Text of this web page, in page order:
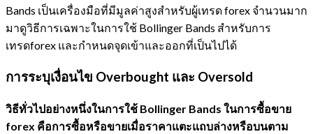
Bands เป็นเครื่องมือที่มีมูลค่าสูงสำหรับผู้เทรด forex จำนวนมาก
มาดูวิธีการเฉพาะในการใช้ Bollinger Bands สำหรับการ
เทรดforex และกำหนดจุดเข้าและออกที่เป็นไปได้
การระบุเงื่อนไข Overbought และ Oversold
วิธีทั่วไปอย่างหนึ่งในการใช้ Bollinger Bands ในการซื้อขาย
forex คือการซื้อหรือขายเมื่อราคาแตะแถบล่างหรือบนตาม